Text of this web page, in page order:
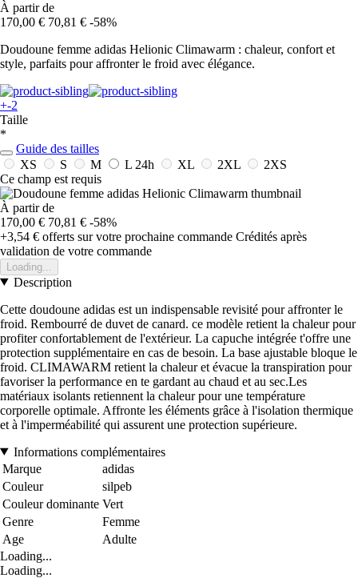
À partir de
170,00 € 70,81 € -58%
Doudoune femme adidas Helionic Climawarm : chaleur, confort et
style, parfaits pour affronter le froid avec élégance.
+-2
Taille
*
Guide des tailles
XS
S M L 24h XL 2XL
2XS
Ce champ est requis
À partir de
170,00 € 70,81 € -58%
+3,54 € offerts sur votre prochaine commande Crédités après
validation de votre commande
Loading...
Description
Cette doudoune adidas est un indispensable revisité pour affronter le
froid. Rembourré de duvet de canard. ce modèle retient la chaleur pour
profiter confortablement de l'extérieur. La capuche intégrée t'offre une
protection supplémentaire en cas de besoin. La base ajustable bloque le
froid. CLIMAWARM retient la chaleur et évacue la transpiration pour
favoriser la performance en te gardant au chaud et au sec.Les
matériaux isolants retiennent la chaleur pour une température
corporelle optimale. Affronte les éléments grâce à l'isolation thermique
et à l'imperméabilité qui assurent une protection supérieure.
Informations complémentaires
Marque
adidas
Couleur
silpeb
Couleur dominante Vert
Genre
Femme
Age
Adulte
Loading...
Loading...